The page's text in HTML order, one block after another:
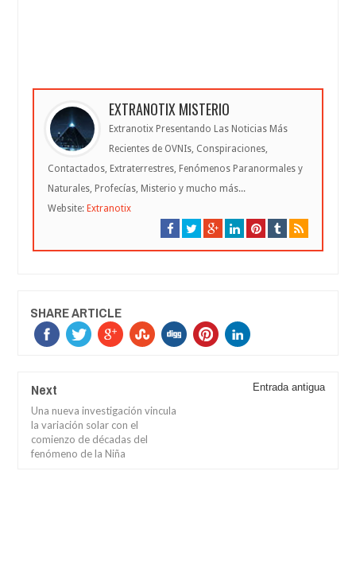
EXTRANOTIX MISTERIO
Extranotix Presentando Las Noticias Más
Recientes de OVNIs, Conspiraciones,
Contactados, Extraterrestres, Fenómenos Paranormales y
Naturales, Profecías, Misterio y mucho más...
Website: Extranotix
SHARE ARTICLE
Next
Una nueva investigación vincula
la variación solar con el
comienzo de décadas del
fenómeno de la Niña
Entrada antigua